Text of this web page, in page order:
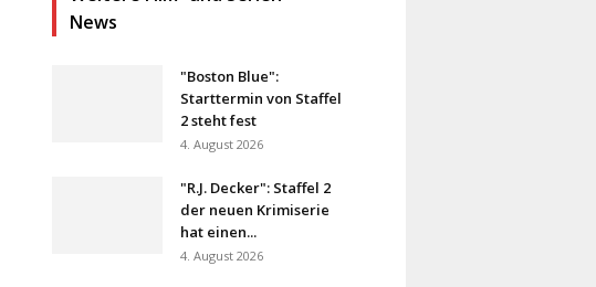
News
"Boston Blue":
Starttermin von Staffel
2 steht fest
4. August 2026
"R.J. Decker": Staffel 2
der neuen Krimiserie
hat einen...
4. August 2026